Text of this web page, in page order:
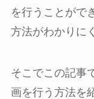
を行うことがで
方法がわかりに
そこでこの記事
画を行う方法を